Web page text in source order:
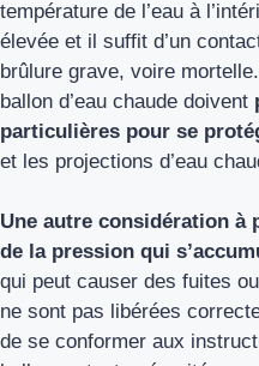
température de l’eau à
élevée et il suffit d’un
brûlure grave, voire
ballon d’eau chaude doivent
particulières pour se
et les projections d’eau
Une autre considération à
de la pression qui
qui peut causer des fuites
ne sont pas libérées
de se conformer aux